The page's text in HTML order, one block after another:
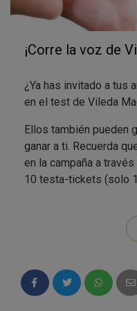
¡Corre la voz de
¿Ya has invitado a tus
en el test de Vileda
Ellos también pueden
ganar a ti. Recuerda
en la campaña a
10 testa-tickets (solo
;)